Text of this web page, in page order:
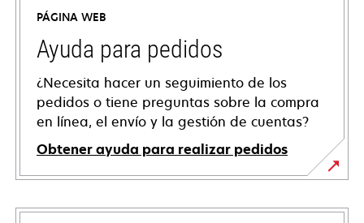
PÁGINA WEB
Ayuda para pedidos
¿Necesita hacer un seguimiento de los
pedidos o tiene preguntas sobre la compra
en línea, el envío y la gestión de cuentas?
Obtener ayuda para realizar pedidos